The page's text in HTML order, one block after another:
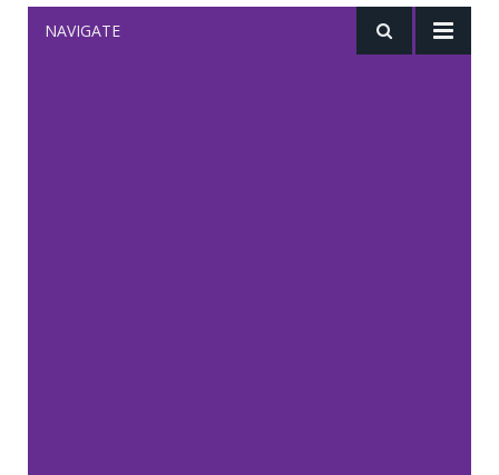
NAVIGATE